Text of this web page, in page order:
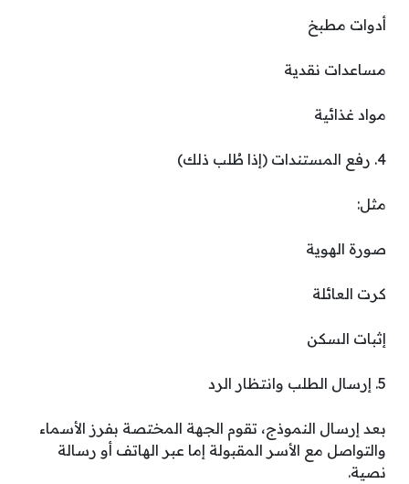
أدوات مطبخ
مساعدات نقدية
مواد غذائية
4. رفع المستندات (إذا طُلب ذلك)
مثل:
صورة الهوية
كرت العائلة
إثبات السكن
5. إرسال الطلب وانتظار الرد
بعد إرسال النموذج، تقوم الجهة المختصة بفرز الأسماء
والتواصل مع الأسر المقبولة إما عبر الهاتف أو رسالة
نصية.